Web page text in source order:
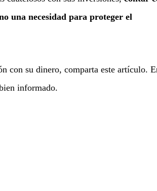
una necesidad para proteger el
con su dinero, comparta este artículo.
informado.